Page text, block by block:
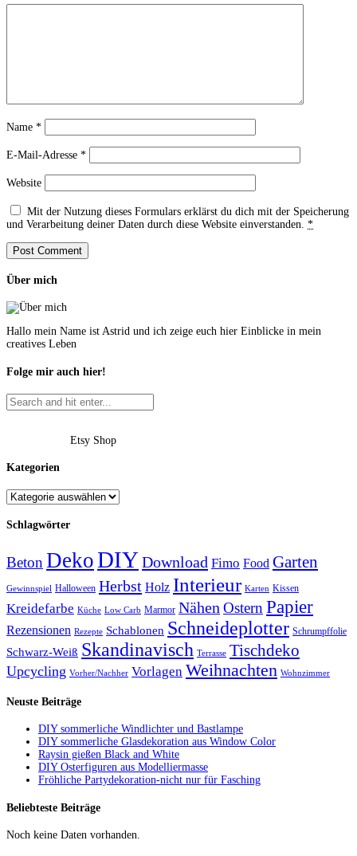
Name *
E-Mail-Adresse *
Website
Mit der Nutzung dieses Formulars erklärst du dich mit der Speicherung
und Verarbeitung deiner Daten durch diese Website einverstanden. *
Über mich
Hallo mein Name ist Astrid und ich zeige euch hier Einblicke in mein
creatives Leben
Folge mir auch hier!
Etsy Shop
Kategorien
Schlagwörter
Beton DekoDIYDownload Fimo Food Garten
Gewinnspiel Halloween Herbst Holz Interieur Karten Kissen
Kreidefarbe Küche Low Carb Marmor Nähen Ostern Papier
Rezensionen Rezepte Schablonen Schneideplotter Schrumpffolie
Schwarz-Weiß Skandinavisch Terrasse Tischdeko
Upcycling Vorher/Nachher Vorlagen Weihnachten Wohnzimmer
Neuste Beiträge
DIY sommerliche Windlichter und Bastlampe
DIY sommerliche Glasdekoration aus Window Color
Raysin gießen Black and White
DIY Osterfiguren aus Modelliermasse
Fröhliche Partydekoration-nicht nur für Fasching
Beliebteste Beiträge
Noch keine Daten vorhanden.